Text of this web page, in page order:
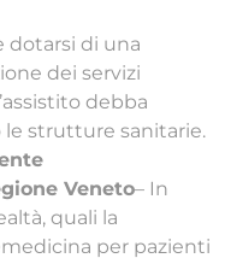
dotarsi di una
dei servizi
debba
le strutture sanitarie.
Veneto– In
quali la
per pazienti